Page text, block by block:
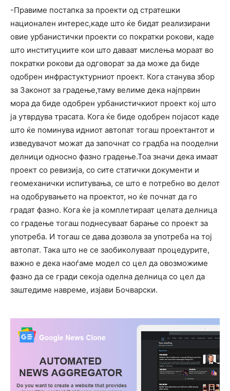
-Правиме постапка за проекти од стратешки
национален интерес,каде што ќе бидат реализирани
овие урбанистички проекти со пократки рокови, каде
што институциите кои што даваат мислења мораат во
пократки рокови да одговорат за да може да биде
одобрен инфрастуктурниот проект. Кога станува збор
за Законот за градење,таму велиме дека најпрвин
мора да биде одобрен урбанистичкиот проект кој што
ја утврдува трасата. Кога ќе биде одобрен појасот каде
што ќе поминува идниот автопат тогаш проектантот и
изведувачот можат да започнат со градба на пооделни
делници односно фазно градење.Тоа значи дека имаат
проект со ревизија, со сите статички документи и
геомеханички испитувања, се што е потребно во делот
на одобрувањето на проектот, но ќе почнат да го
градат фазно. Кога ќе ја комплетираат целата делница
со градење тогаш поднесуваат барање со проект за
употреба. И тогаш се дава дозвола за употреба на тој
автопат. Така што не се заобиколуваат процедурите,
важно е дека наоѓаме модел со цел да овозможиме
фазно да се гради секоја оделна делница со цел да
заштедиме навреме, изјави Бочварски.